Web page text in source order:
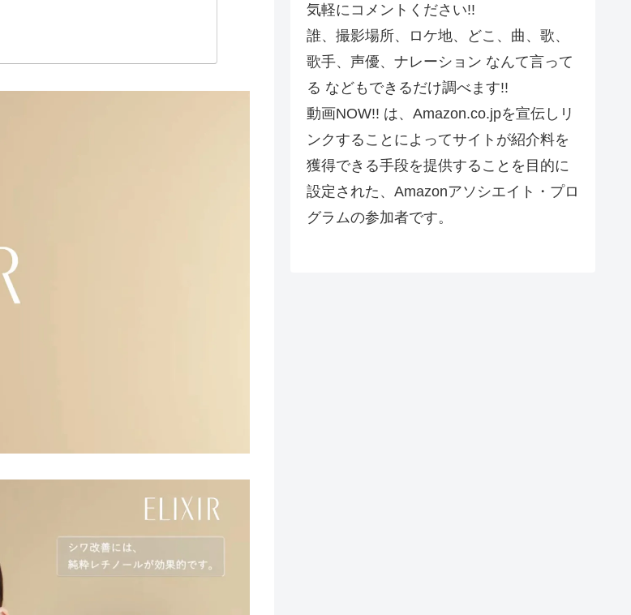
気軽にコメントください!!
誰、撮影場所、ロケ地、どこ、曲、歌、
歌手、声優、ナレーション なんて言って
る などもできるだけ調べます!!
動画NOW!! は、Amazon.co.jpを宣伝しリ
ンクすることによってサイトが紹介料を
獲得できる手段を提供することを目的に
設定された、Amazonアソシエイト・プロ
グラムの参加者です。